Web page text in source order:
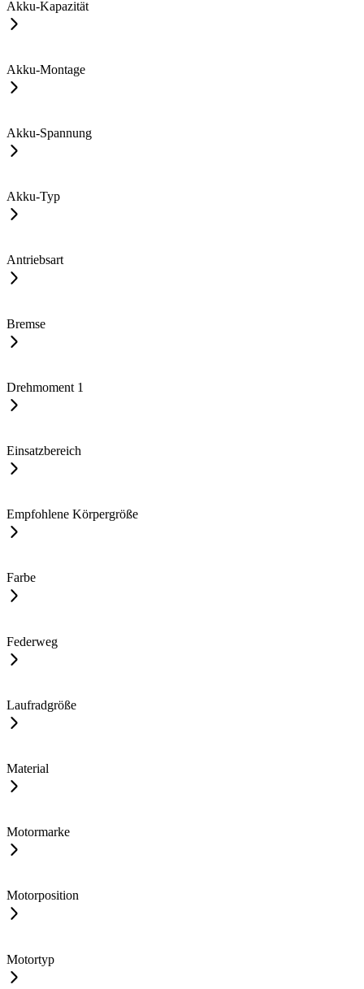
Akku-Kapazität
Akku-Montage
Akku-Spannung
Akku-Typ
Antriebsart
Bremse
Drehmoment 1
Einsatzbereich
Empfohlene Körpergröße
Farbe
Federweg
Laufradgröße
Material
Motormarke
Motorposition
Motortyp